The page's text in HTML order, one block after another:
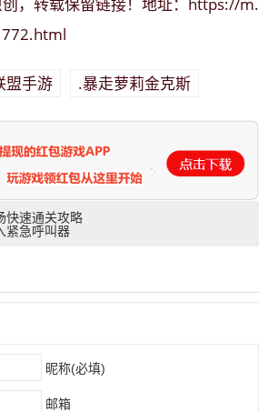
，转载保留链接！地址：
盟手游 .暴走萝莉金克斯
快速通关攻略
紧急呼叫器
昵称(必填)
邮箱